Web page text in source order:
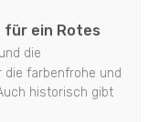
für ein Rotes
die
farbenfrohe und
historisch gibt